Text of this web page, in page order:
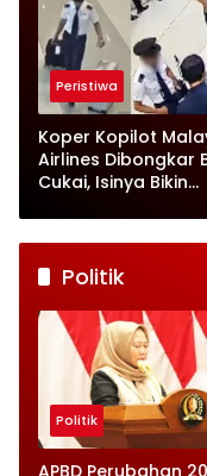
Peristiwa
Koper Kopilot
Airlines Dibongkar
Cukai, Isinya Bikin
Politik
Politik
APBD Perubahan